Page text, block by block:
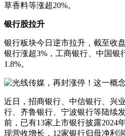
草香料等涨超20%。
银行股拉升
银行板块今日逆市拉升，截至收
银行涨超3%，工商银行、中国银
1.8%。
近日，招商银行、中信银行、兴
行、齐鲁银行、宁波银行等陆续
前，已有13家上市银行披露2024
现营收增长，12家银行归母净利